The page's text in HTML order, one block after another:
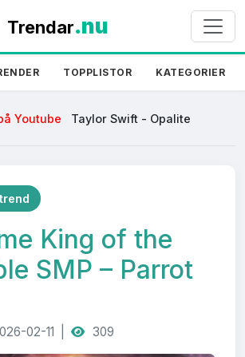
Trendar.nu
TOPPLISTOR KATEGORIER
Youtube
Taylor Swift - Opalite
King of the
SMP – Parrot
02-11 | 309